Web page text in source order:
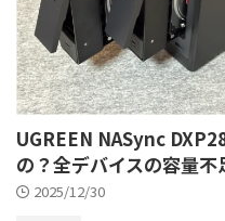
UGREEN NASync
の？全デバイスの容量
2025/12/30